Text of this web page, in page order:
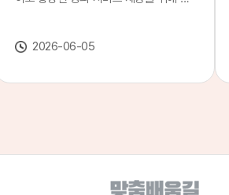
스가 종료될 예정이오니, 이용에 참고하
종료 강의 안내 이관 작업으로 인해 일부
었습니다. 서비스 종료 강의 목록은 아래
2026-06-05